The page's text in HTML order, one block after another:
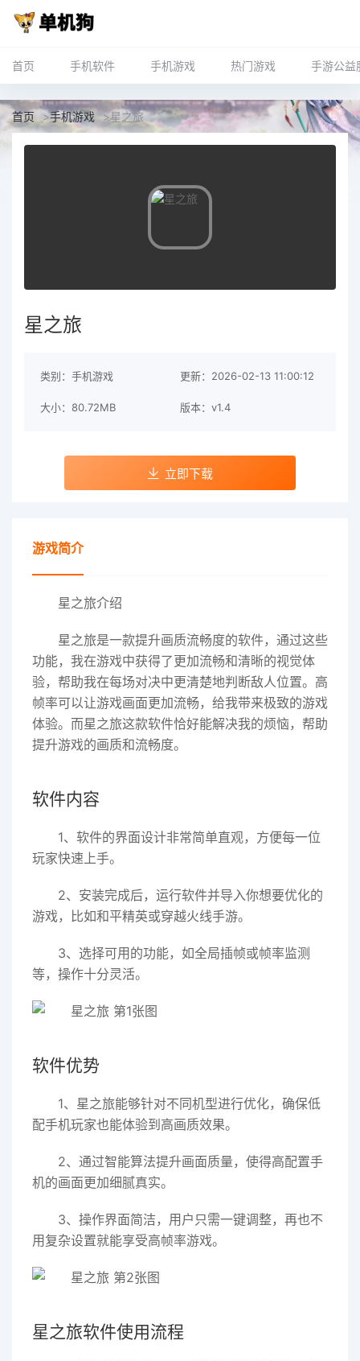
首页 手机软件 手机游戏 热门游戏 手游公益
首页 >手机游戏 >星之旅
星之旅
类别：手机游戏 更新：2026-02-13 11:00:12
大小：80.72MB 版本：v1.4
立即下载
游戏简介
星之旅介绍
星之旅是一款提升画质流畅度的软件，通过这些
功能，我在游戏中获得了更加流畅和清晰的视觉体
验，帮助我在每场对决中更清楚地判断敌人位置。高
帧率可以让游戏画面更加流畅，给我带来极致的游戏
体验。而星之旅这款软件恰好能解决我的烦恼，帮助
提升游戏的画质和流畅度。
软件内容
1、软件的界面设计非常简单直观，方便每一位
玩家快速上手。
2、安装完成后，运行软件并导入你想要优化的
游戏，比如和平精英或穿越火线手游。
3、选择可用的功能，如全局插帧或帧率监测
等，操作十分灵活。
软件优势
1、星之旅能够针对不同机型进行优化，确保低
配手机玩家也能体验到高画质效果。
2、通过智能算法提升画面质量，使得高配置手
机的画面更加细腻真实。
3、操作界面简洁，用户只需一键调整，再也不
用复杂设置就能享受高帧率游戏。
星之旅软件使用流程